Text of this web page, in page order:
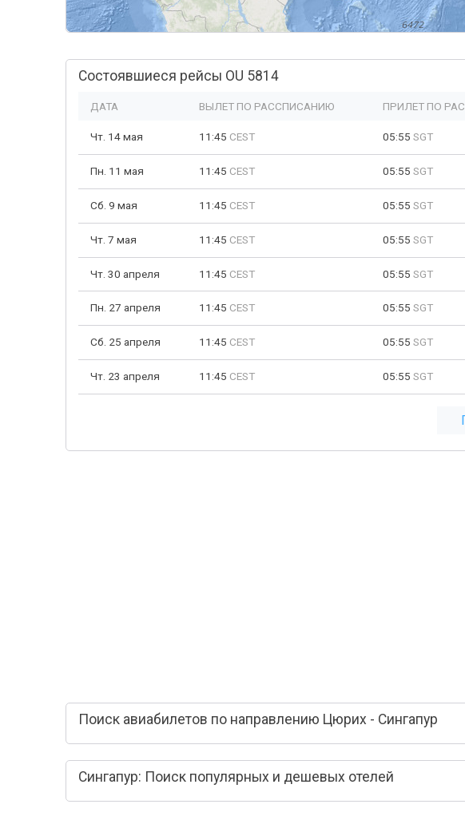
Состоявшиеся рейсы OU 5814
ДАТА ВЫЛЕТ ПО РАССПИСАНИЮ ПРИЛЕТ ПО
Чт. 14 мая 11:45 CEST 05:55 SGT
Пн. 11 мая 11:45 CEST 05:55 SGT
Сб. 9 мая 11:45 CEST 05:55 SGT
Чт. 7 мая 11:45 CEST 05:55 SGT
Чт. 30 апреля 11:45 CEST 05:55 SGT
Пн. 27 апреля 11:45 CEST 05:55 SGT
Сб. 25 апреля 11:45 CEST 05:55 SGT
Чт. 23 апреля 11:45 CEST 05:55 SGT
Поиск авиабилетов по направлению Цюрих - Сингапур
Сингапур: Поиск популярных и дешевых отелей